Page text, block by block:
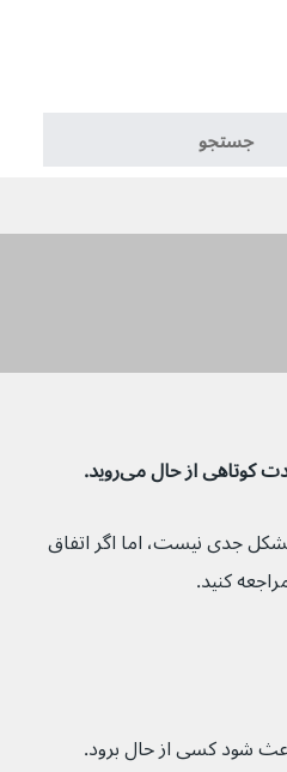
از حال می‌روید.
از یک مشکل جدی نیست، اما اگر اتفاق
کنید.
شود کسی از حال برود.